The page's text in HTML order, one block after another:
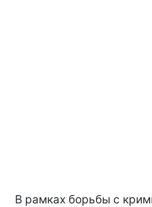
В рамках борьбы с